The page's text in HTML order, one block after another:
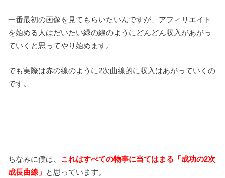
一番最初の画像を見てもらいたいんですが、アフィリエイト
を始める人はだいたい緑の線のようにどんどん収入があがっ
ていくと思ってやり始めます。
でも実際は赤の線のように2次曲線的に収入はあがっていくの
です。
ちなみに僕は、 これはすべての物事に当てはまる「成功の2次
成長曲線」 と思っています。